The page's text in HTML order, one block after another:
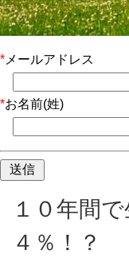
* メールアドレス
*お名前(姓)
１０年間
４％！？